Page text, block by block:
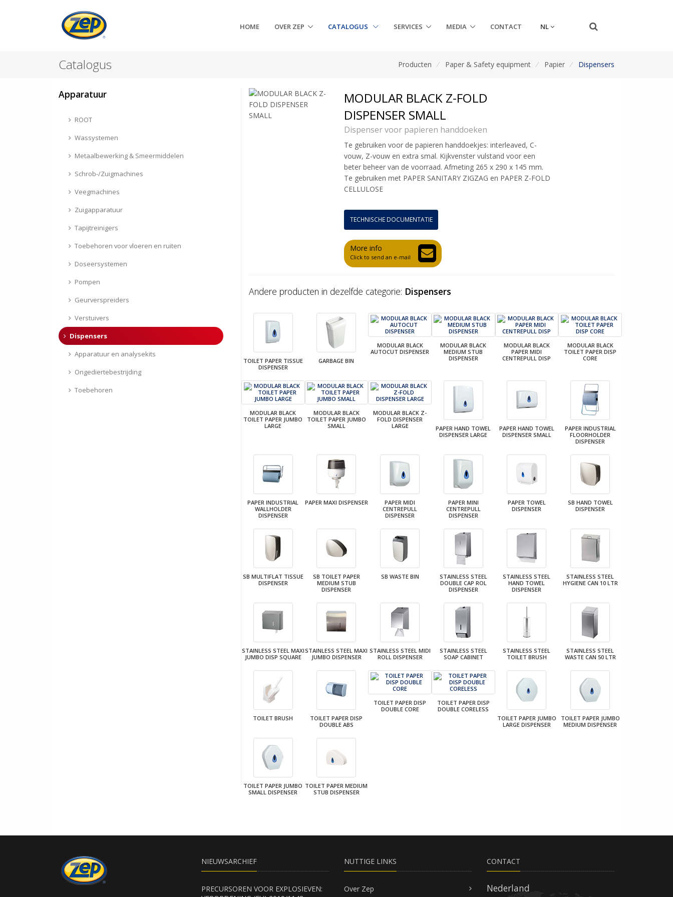
HOME OVER ZEP CATALOGUS SERVICES MEDIA CONTACT NL
Catalogus Producten / Paper & Safety equipment / Papier / Dispensers
MODULAR BLACK Z-FOLD
DISPENSER SMALL
Dispenser voor papieren handdoeken
Te gebruiken voor de papieren handdoekjes: interleaved, C-
vouw, Z-vouw en extra smal. Kijkvenster vulstand voor een
beter beheer van de voorraad. Afmeting 265 x 290 x 145 mm.
Te gebruiken met PAPER SANITARY ZIGZAG en PAPER Z-FOLD
CELLULOSE
TECHNISCHE DOCUMENTATIE
More info
Click to send an e-mail
Andere producten in dezelfde categorie: Dispensers
TOILET PAPER TISSUE
DISPENSER
GARBAGE BIN
MODULAR BLACK
AUTOCUT DISPENSER
MODULAR BLACK
MEDIUM STUB
DISPENSER
MODULAR BLACK
PAPER MIDI
CENTREPULL DISP
MODULAR BLACK
TOILET PAPER DISP
CORE
MODULAR BLACK
TOILET PAPER JUMBO
LARGE
MODULAR BLACK
TOILET PAPER JUMBO
SMALL
MODULAR BLACK Z-
FOLD DISPENSER
LARGE
PAPER HAND TOWEL
DISPENSER LARGE
PAPER HAND TOWEL
DISPENSER SMALL
PAPER INDUSTRIAL
FLOORHOLDER
DISPENSER
PAPER INDUSTRIAL
WALLHOLDER
DISPENSER
PAPER MAXI DISPENSER
PAPER MIDI
CENTREPULL
DISPENSER
PAPER MINI
CENTREPULL
DISPENSER
PAPER TOWEL
DISPENSER
SB HAND TOWEL
DISPENSER
SB MULTIFLAT TISSUE
DISPENSER
SB TOILET PAPER
MEDIUM STUB
DISPENSER
SB WASTE BIN
STAINLESS STEEL
DOUBLE CAP ROL
DISPENSER
STAINLESS STEEL
HAND TOWEL
DISPENSER
STAINLESS STEEL
HYGIENE CAN 10 LTR
STAINLESS STEEL MAXI
JUMBO DISP SQUARE
STAINLESS STEEL MAXI
JUMBO DISPENSER
STAINLESS STEEL MIDI
ROLL DISPENSER
STAINLESS STEEL
SOAP CABINET
STAINLESS STEEL
TOILET BRUSH
STAINLESS STEEL
WASTE CAN 50 LTR
TOILET BRUSH
TOILET PAPER DISP
DOUBLE ABS
TOILET PAPER DISP
DOUBLE CORE
TOILET PAPER DISP
DOUBLE CORELESS
TOILET PAPER JUMBO
LARGE DISPENSER
TOILET PAPER JUMBO
MEDIUM DISPENSER
TOILET PAPER JUMBO
SMALL DISPENSER
TOILET PAPER MEDIUM
STUB DISPENSER
Apparatuur
ROOT
Wassystemen
Metaalbewerking & Smeermiddelen
Schrob-/Zuigmachines
Veegmachines
Zuigapparatuur
Tapijtreinigers
Toebehoren voor vloeren en ruiten
Doseersystemen
Pompen
Geurverspreiders
Verstuivers
Dispensers
Apparatuur en analysekits
Ongediertebestrijding
Toebehoren
NIEUWSARCHIEF
PRECURSOREN VOOR EXPLOSIEVEN:
NUTTIGE LINKS
Over Zep
CONTACT
Nederland